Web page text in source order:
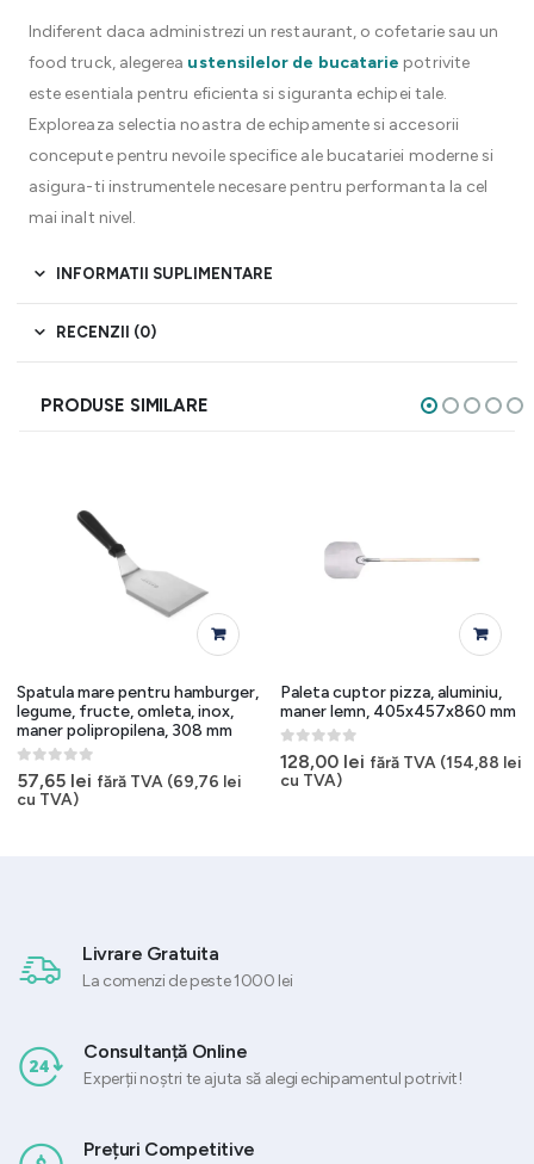
Indiferent daca administrezi un restaurant, o cofetarie sau un
food truck, alegerea ustensilelor de bucatarie potrivite
este esentiala pentru eficienta si siguranta echipei tale.
Exploreaza selectia noastra de echipamente si accesorii
concepute pentru nevoile specifice ale bucatariei moderne si
asigura-ti instrumentele necesare pentru performanta la cel
mai inalt nivel.
INFORMATII SUPLIMENTARE
RECENZII (0)
PRODUSE SIMILARE
Spatula mare pentru hamburger,
legume, fructe, omleta, inox,
maner polipropilena, 308 mm
0out of 5
57,65 lei fără TVA (69,76 lei
cu TVA)
Paleta cuptor pizza, aluminiu,
maner lemn, 405x457x860 mm
0out of 5
128,00 lei fără TVA (154,88 lei
cu TVA)
Livrare Gratuita
La comenzi de peste 1000 lei
Consultanță Online
Experții noștri te ajuta să alegi echipamentul potrivit!
Prețuri Competitive